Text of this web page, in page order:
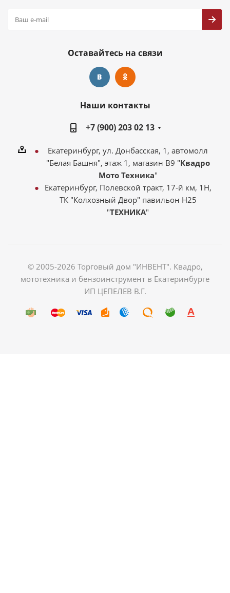
Оставайтесь на связи
Наши контакты
+7 (900) 203 02 13
Екатеринбург, ул. Донбасская, 1, автомолл
"Белая Башня", этаж 1, магазин В9 "Квадро
Мото Техника"
Екатеринбург, Полевской тракт, 17-й км, 1Н,
ТК "Колхозный Двор" павильон Н25
"ТЕХНИКА"
© 2005-2026 Торговый дом "ИНВЕНТ". Квадро,
мототехника и бензоинструмент в Екатеринбурге
ИП ЦЕПЕЛЕВ В.Г.